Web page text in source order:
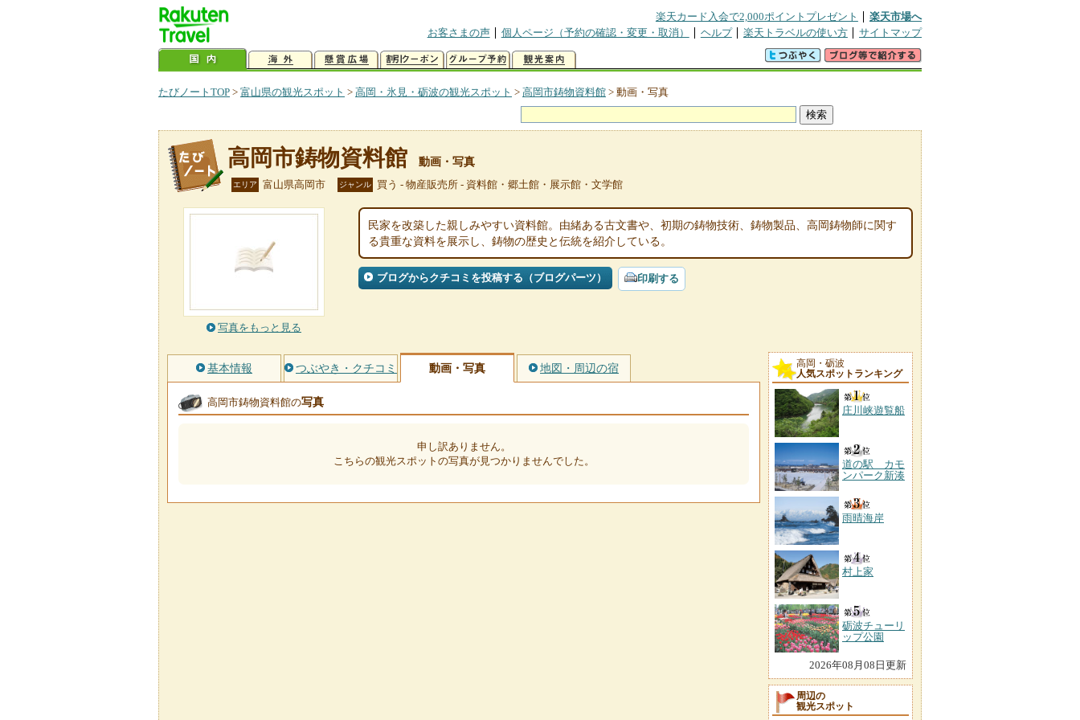
楽天カード入会で2,000ポイントプレゼント
楽天市場へ
お客さまの声
個人ページ（予約の確認・変更・取消） ヘルプ 楽天トラベルの使い方 サイトマップ
たびノートTOP > 富山県の観光スポット > 高岡・氷見・砺波の観光スポット > 高岡市鋳物資料館 > 動画・写真
高岡市鋳物資料館 動画・写真
エリア 富山県高岡市 ジャンル 買う - 物産販売所 - 資料館・郷土館・展示館・文学館
写真をもっと見る
民家を改築した親しみやすい資料館。由緒ある古文書や、初期の鋳物技術、鋳物製品、高岡鋳物師に関す
る貴重な資料を展示し、鋳物の歴史と伝統を紹介している。
ブログからクチコミを投稿する（ブログパーツ） 印刷する
基本情報 つぶやき・クチコミ 動画・写真 地図・周辺の宿
高岡市鋳物資料館の写真
申し訳ありません。
こちらの観光スポットの写真が見つかりませんでした。
高岡・砺波
人気スポットランキング
庄川峡遊覧船
道の駅 カモ
ンパーク新湊
雨晴海岸
村上家
砺波チューリ
ップ公園
2026年08月08日更新
周辺の
観光スポット